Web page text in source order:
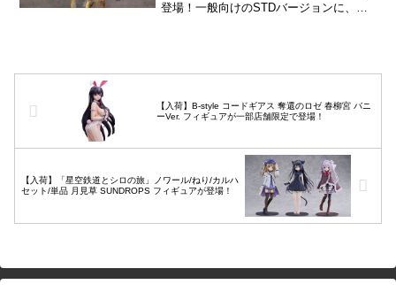
登場！一般向けのSTDバージョンに、ア
【入荷】B-style コードギアス 奪還のロゼ 春柳宮 バニ
ーVer. フィギュアが一部店舗限定で登場！
【入荷】「星空鉄道とシロの旅」ノワール/ねり/カルハ
セット/単品 月見草 SUNDROPS フィギュアが登場！